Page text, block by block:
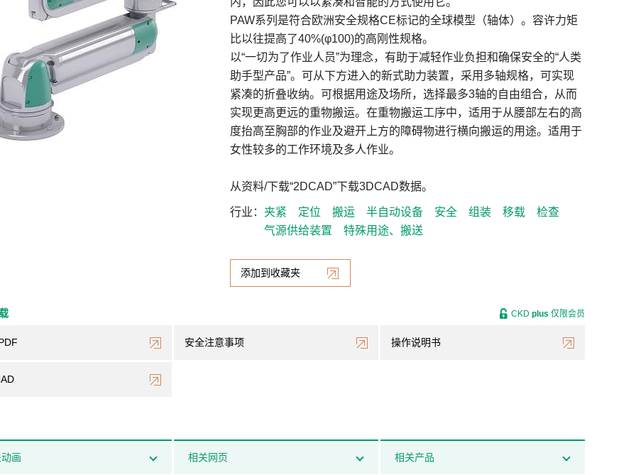
PAW系列是符合欧洲安全规格CE标记的全球模型（轴体）。容许力矩
比以往提高了40%(φ100)的高刚性规格。
以“一切为了作业人员”为理念，有助于减轻作业负担和确保安全的“人类
助手型产品”。可从下方进入的新式助力装置，采用多轴规格，可实现
紧凑的折叠收纳。可根据用途及场所，选择最多3轴的自由组合，从而
实现更高更远的重物搬运。在重物搬运工序中，适用于从腰部左右的高
度抬高至胸部的作业及避开上方的障碍物进行横向搬运的用途。适用于
女性较多的工作环境及多人作业。
从资料/下载“2DCAD”下载3DCAD数据。
行业 夹紧 定位 搬运 半自动设备 安全 组装 移载
检查
气源供给装置
特殊用途、搬送
添加到收藏夹
安全注意事项 操作说明书
CKD plus 仅限会员
画 相关网页 相关产品